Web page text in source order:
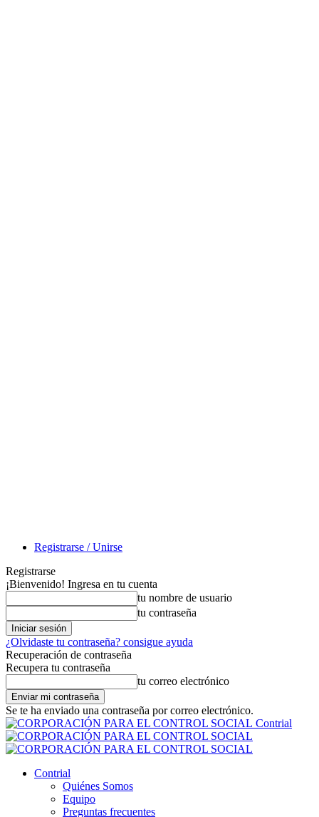
Registrarse / Unirse
Registrarse
¡Bienvenido! Ingresa en tu cuenta
tu nombre de usuario
tu contraseña
¿Olvidaste tu contraseña? consigue ayuda
Recuperación de contraseña
Recupera tu contraseña
tu correo electrónico
Se te ha enviado una contraseña por correo electrónico.
Contrial
Contrial
Quiénes Somos
Equipo
Preguntas frecuentes